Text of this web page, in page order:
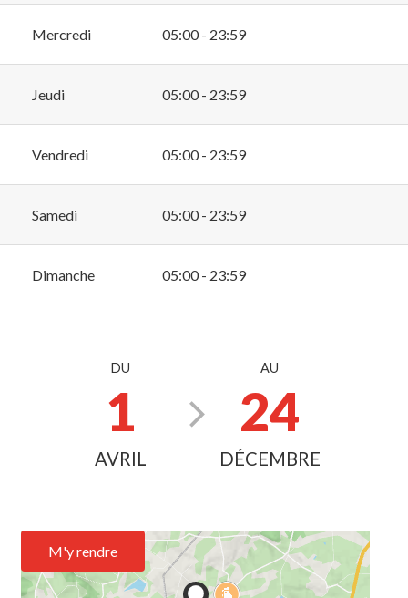
Mercredi 05:00 - 23:59
Jeudi 05:00 - 23:59
Vendredi 05:00 - 23:59
Samedi 05:00 - 23:59
Dimanche 05:00 - 23:59
DU
1
AVRIL
AU
24
DÉCEMBRE
M'y rendre